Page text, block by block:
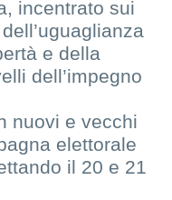
incentrato sui
e della
dell’impegno
nuovi e vecchi
elettorale
il 20 e 21